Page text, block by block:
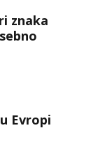
znaka
Evropi